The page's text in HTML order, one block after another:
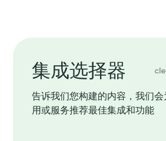
集成选择器
告诉我们您构建的内容，我们
用或服务推荐最佳集成和功能